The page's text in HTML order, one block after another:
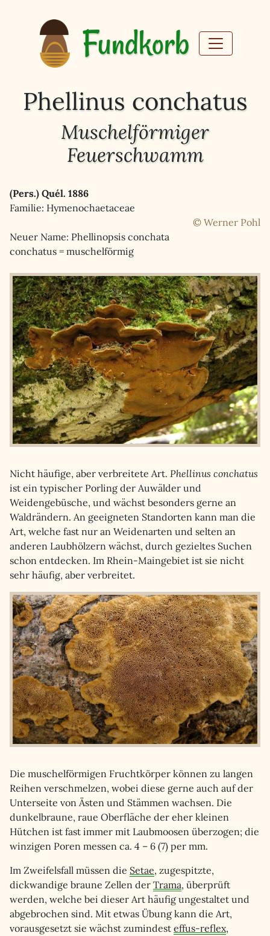
Fundkorb
Phellinus conchatus
Muschelförmiger
Feuerschwamm
(Pers.) Quél. 1886
Familie: Hymenochaetaceae
© Werner Pohl
Neuer Name: Phellinopsis conchata
conchatus = muschelförmig
Nicht häufige, aber verbreitete Art. Phellinus conchatus
ist ein typischer Porling der Auwälder und
Weidengebüsche, und wächst besonders gerne an
Waldrändern. An geeigneten Standorten kann man die
Art, welche fast nur an Weidenarten und selten an
anderen Laubhölzern wächst, durch gezieltes Suchen
schon entdecken. Im Rhein-Maingebiet ist sie nicht
sehr häufig, aber verbreitet.
Die muschelförmigen Fruchtkörper können zu langen
Reihen verschmelzen, wobei diese gerne auch auf der
Unterseite von Ästen und Stämmen wachsen. Die
dunkelbraune, raue Oberfläche der eher kleinen
Hütchen ist fast immer mit Laubmoosen überzogen; die
winzigen Poren messen ca. 4 – 6 (7) per mm.
Im Zweifelsfall müssen die Setae, zugespitzte,
dickwandige braune Zellen der Trama, überprüft
werden, welche bei dieser Art häufig ungestaltet und
abgebrochen sind. Mit etwas Übung kann die Art,
vorausgesetzt sie wächst zumindest effus-reflex,